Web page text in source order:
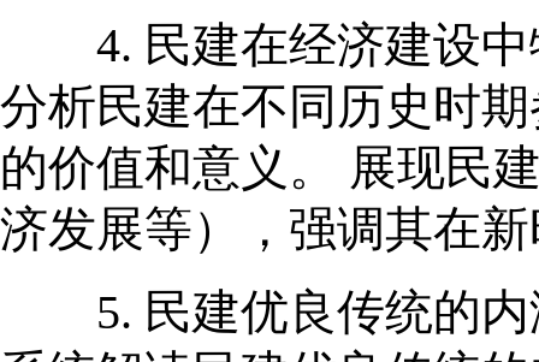
4. 民建在经济建设中
分析民建在不同历史时
的价值和意义。 展现民
济发展等），强调其在
5. 民建优良传统的内